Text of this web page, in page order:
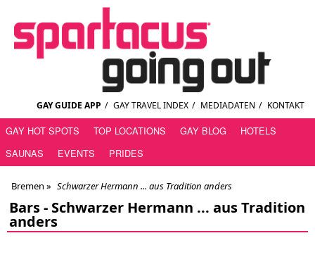
GAY GUIDE APP / GAY TRAVEL INDEX / MEDIADATEN / KONTAKT
GAY HOT SPOTS TOP LOCATIONS GAY BLOG
HOTELS
SAUNAS
EVENTS PRIDES
Bremen » Schwarzer Hermann ... aus Tradition anders
Bars - Schwarzer Hermann ... aus Tradition
anders